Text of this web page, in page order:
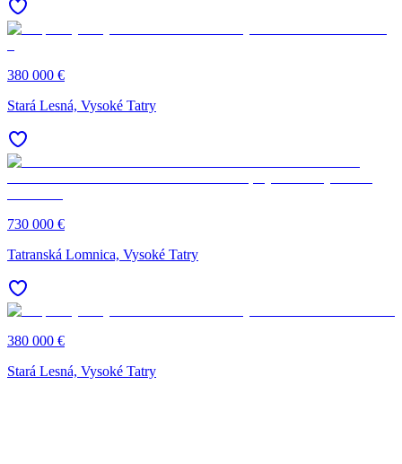
380 000 €
Stará Lesná, Vysoké Tatry
730 000 €
Tatranská Lomnica, Vysoké Tatry
380 000 €
Stará Lesná, Vysoké Tatry